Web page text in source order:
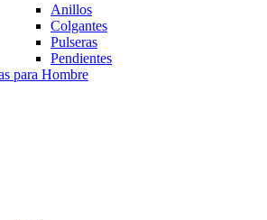
Anillos
Colgantes
Pulseras
Pendientes
para Hombre